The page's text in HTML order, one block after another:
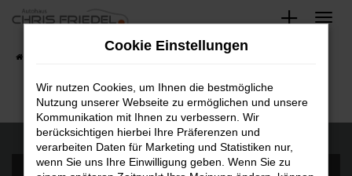
Zum
springen
Fahrzeugsuche
Cookie Einstellungen
Wir nutzen Cookies, um Ihnen die bestmögliche
Nutzung unserer Webseite zu ermöglichen und unsere
Kommunikation mit Ihnen zu verbessern. Wir
berücksichtigen hierbei Ihre Präferenzen und
verarbeiten Daten für Marketing und Statistiken nur,
wenn Sie uns Ihre Einwilligung geben. Wenn Sie zu